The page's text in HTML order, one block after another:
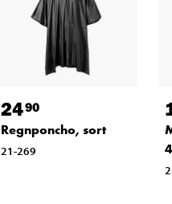
2490
Regnponcho, sort
21-269